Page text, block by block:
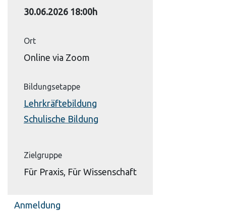
30.06.2026 18:00h
Ort
Online via Zoom
Bildungsetappe
Lehrkräftebildung
Schulische Bildung
Zielgruppe
Für Praxis, Für Wissenschaft
Anmeldung